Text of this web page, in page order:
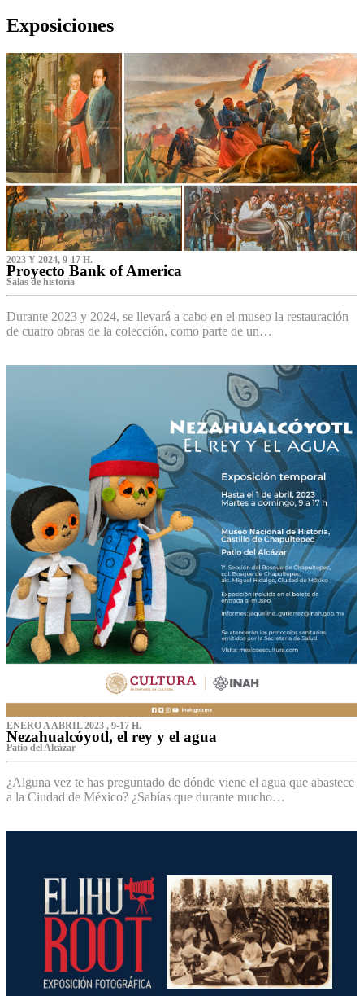
Exposiciones
2023 Y 2024, 9-17 H.
Proyecto Bank of America
S‌alas de historia
Durante 2023 y 2024, se llevará a cabo en el museo la restauración
de cuatro obras de la colección, como parte de un…
ENERO A ABRIL 2023 , 9-17 H.
Nezahualcóyotl, el rey y el agua
Patio del Alcázar
¿Alguna vez te has preguntado de dónde viene el agua que abastece
a la Ciudad de México? ¿Sabías que durante mucho…